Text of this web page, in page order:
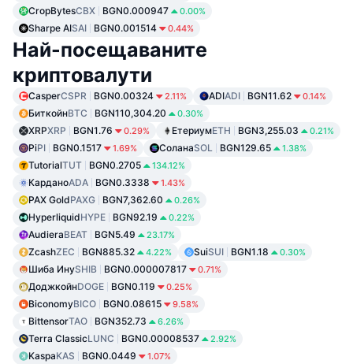
CropBytesCBX BGN0.000947 0.00%
Sharpe AISAI BGN0.001514 0.44%
Най-посещаваните
криптовалути
CasperCSPR BGN0.00324 2.11% ADIADI BGN11.62 0.14%
БиткойнBTC BGN110,304.20 0.30%
XRPXRP BGN1.76 0.29% ЕтериумETH BGN3,255.03 0.21%
PiPI BGN0.1517 1.69% СоланаSOL BGN129.65 1.38%
TutorialTUT BGN0.2705 134.12%
КарданоADA BGN0.3338 1.43%
PAX GoldPAXG BGN7,362.60 0.26%
HyperliquidHYPE BGN92.19 0.22%
AudieraBEAT BGN5.49 23.17%
ZcashZEC BGN885.32 4.22% SuiSUI BGN1.18 0.30%
Шиба ИнуSHIB BGN0.000007817 0.71%
ДоджкойнDOGE BGN0.119 0.25%
BiconomyBICO BGN0.08615 9.58%
BittensorTAO BGN352.73 6.26%
Terra ClassicLUNC BGN0.00008537 2.92%
KaspaKAS BGN0.0449 1.07%